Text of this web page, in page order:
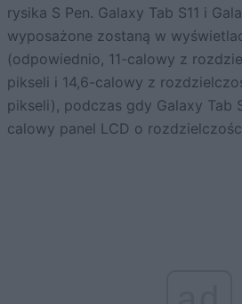
rysika S Pen. Galaxy Tab S11 i
wyposażone zostaną w
(odpowiednio, 11-calowy z
pikseli i 14,6-calowy z
pikseli), podczas gdy Galaxy Tab
calowy panel LCD o